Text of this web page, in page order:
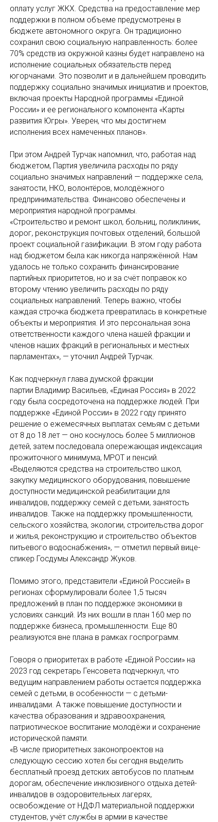
оплату услуг ЖКХ. Средства на предоставление мер
поддержки в полном объеме предусмотрены в
бюджете автономного округа. Он традиционно
сохранил свою социальную направленность: более
70% средств из окружной казны будет направлено на
исполнение социальных обязательств перед
югорчанами. Это позволит и в дальнейшем проводить
поддержку социально значимых инициатив и проектов,
включая проекты Народной программы «Единой
России» и ее регионального компонента «Карты
развития Югры». Уверен, что мы достигнем
исполнения всех намеченных планов».
При этом Андрей Турчак напомнил, что, работая над
бюджетом, Партия увеличила расходы по ряду
социально значимых направлений — поддержке села,
занятости, НКО, волонтёров, молодёжного
предпринимательства. Финансово обеспечены и
мероприятия народной программы.
«Строительство и ремонт школ, больниц, поликлиник,
дорог, реконструкция почтовых отделений, большой
проект социальной газификации. В этом году работа
над бюджетом была как никогда напряжённой. Нам
удалось не только сохранить финансирование
партийных приоритетов, но и за счёт поправок ко
второму чтению увеличить расходы по ряду
социальных направлений. Теперь важно, чтобы
каждая строчка бюджета превратилась в конкретные
объекты и мероприятия. И это персональная зона
ответственности каждого члена нашей фракции и
членов наших фракций в региональных и местных
парламентах», — уточнил Андрей Турчак.
Как подчеркнул глава думской фракции
партии Владимир Васильев, «Единая Россия» в 2022
году была сосредоточена на поддержке людей. При
поддержке «Единой России» в 2022 году принято
решение о ежемесячных выплатах семьям с детьми
от 8 до 18 лет — оно коснулось более 5 миллионов
детей, затем последовала опережающая индексация
прожиточного минимума, МРОТ и пенсий.
«Выделяются средства на строительство школ,
закупку медицинского оборудования, повышение
доступности медицинской реабилитации для
инвалидов, поддержку семей с детьми, занятость
инвалидов. Также на поддержку промышленности,
сельского хозяйства, экологии, строительства дорог
и жилья, реконструкцию и строительство объектов
питьевого водоснабжения», — отметил первый вице-
спикер Госдумы Александр Жуков.
Помимо этого, представители «Единой Россией» в
регионах сформулировали более 1,5 тысяч
предложений в план по поддержке экономики в
условиях санкций. Из них вошли в план 160 мер по
поддержке бизнеса, промышленности. Еще 80
реализуются вне плана в рамках госпрограмм.
Говоря о приоритетах в работе «Единой России» на
2023 год секретарь Генсовета подчеркнул, что
ведущим направлением работы остается поддержка
семей с детьми, в особенности — с детьми-
инвалидами. А также повышение доступности и
качества образования и здравоохранения,
патриотическое воспитание молодёжи и сохранение
исторической памяти.
«В числе приоритетных законопроектов на
следующую сессию хотел бы сегодня выделить
бесплатный проезд детских автобусов по платным
дорогам, обеспечение инклюзивного отдыха детей-
инвалидов в оздоровительных лагерях,
освобождение от НДФЛ материальной поддержки
студентов, учёт службы в армии в качестве